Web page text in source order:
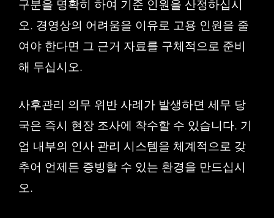
구분을 명확히 하여 기준 인원을 산정하십시
오. 경영상의 어려움을 이유로 고용 인원을 줄
여야 한다면 그 근거 자료를 구체적으로 준비
해 두십시오.
사후관리 의무 위반 사례가 발생하면 세무 당
국은 즉시 현장 조사에 착수할 수 있습니다. 기
업 내부의 인사 관리 시스템을 체계적으로 갖
추어 언제든 증빙할 수 있는 환경을 만드십시
오.